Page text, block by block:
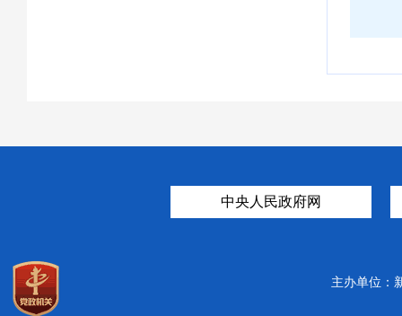
中央人民政府网
主办单位：